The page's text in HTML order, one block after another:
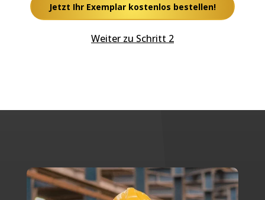
Jetzt Ihr Exemplar kostenlos bestellen!
Weiter zu Schritt 2